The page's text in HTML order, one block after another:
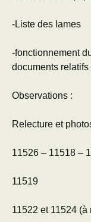
-Liste des lames
-fonctionnement
documents
Observations :
Relecture et
11526 – 11518 –
11519
11522 et 11524 (à